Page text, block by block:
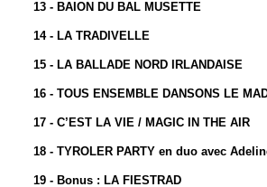
13 - BAION DU BAL MUSETTE
14 - LA TRADIVELLE
15 - LA BALLADE NORD IRLANDAISE
16 - TOUS ENSEMBLE DANSONS LE
17 - C’EST LA VIE / MAGIC IN THE AIR
18 - TYROLER PARTY en duo avec
19 - Bonus : LA FIESTRAD